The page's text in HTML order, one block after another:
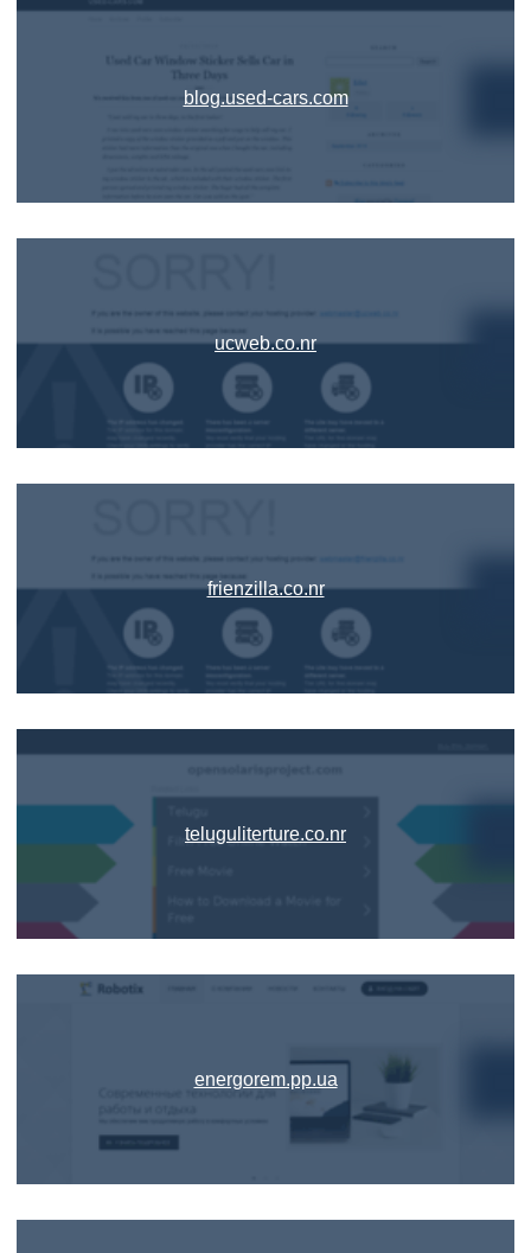
blog.used-cars.com
ucweb.co.nr
frienzilla.co.nr
teluguliterture.co.nr
energorem.pp.ua